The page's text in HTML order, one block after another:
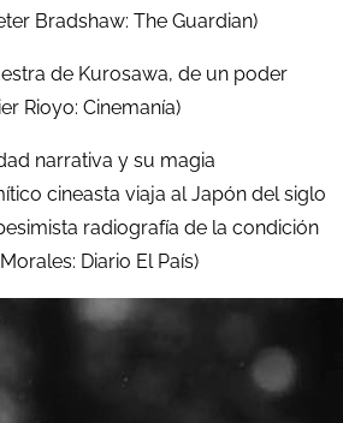
Bradshaw: The Guardian)
de Kurosawa, de un poder
Rioyo: Cinemanía)
narrativa y su magia
cineasta viaja al Japón del siglo
radiografía de la condición
Diario El País)